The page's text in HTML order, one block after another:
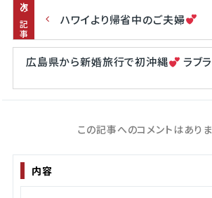
次の記事 ハワイより帰省中のご夫婦
広島県から新婚旅行で初沖縄
ラブ
この記事へのコメントはありま
内容